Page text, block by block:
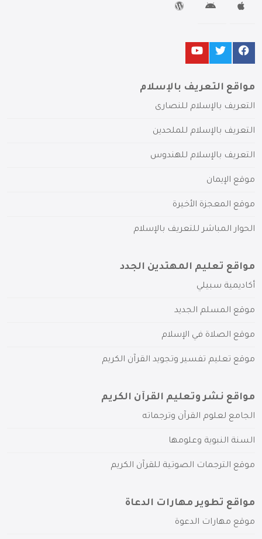
مواقع التعريف بالإسلام
التعريف بالإسلام للنصارى
التعريف بالإسلام للملحدين
التعريف بالإسلام للهندوس
موقع الإيمان
موقع المعجزة الأخيرة
الحوار المباشر للتعريف بالإسلام
مواقع تعليم المهتدين الجدد
أكاديمية سبيلي
موقع المسلم الجديد
موقع الصلاة في الإسلام
موقع تعليم تفسير وتجويد القرآن الكريم
مواقع نشر وتعليم القرآن الكريم
الجامع لعلوم القرآن وترجماته
السنة النبوية وعلومها
موقع الترجمات الصوتية للقرآن الكريم
مواقع تطوير مهارات الدعاة
موقع مهارات الدعوة